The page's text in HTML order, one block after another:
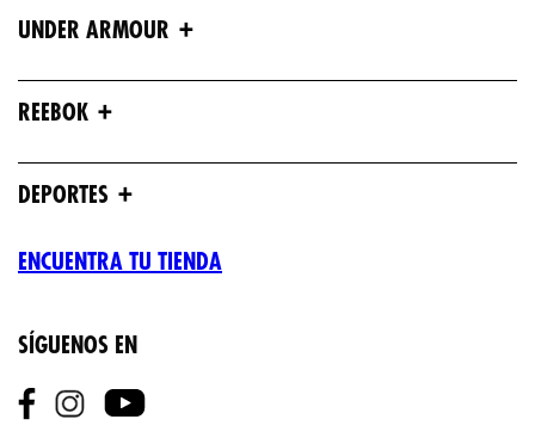
UNDER ARMOUR +
REEBOK +
DEPORTES +
ENCUENTRA TU TIENDA
SÍGUENOS EN